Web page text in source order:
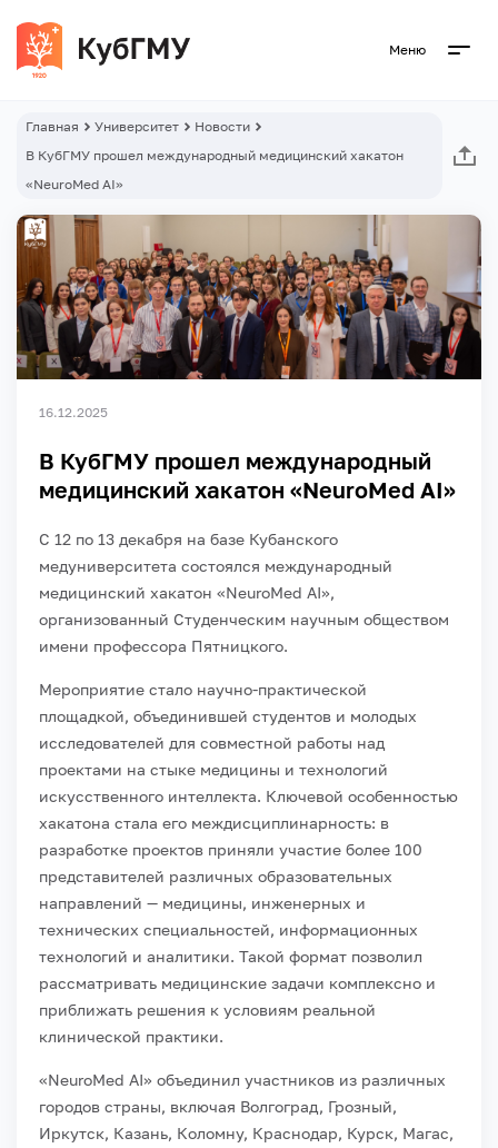
Меню
Главная Университет
Новости
В КубГМУ прошел международный медицинский хакатон
«NeuroMed AI»
16.12.2025
В КубГМУ прошел международный
медицинский хакатон «NeuroMed AI»
С 12 по 13 декабря на базе Кубанского
медуниверситета состоялся международный
медицинский хакатон «NeuroMed AI»,
организованный Студенческим научным обществом
имени профессора Пятницкого.
Мероприятие стало научно-практической
площадкой, объединившей студентов и молодых
исследователей для совместной работы над
проектами на стыке медицины и технологий
искусственного интеллекта. Ключевой особенностью
хакатона стала его междисциплинарность: в
разработке проектов приняли участие более 100
представителей различных образовательных
направлений — медицины, инженерных и
технических специальностей, информационных
технологий и аналитики. Такой формат позволил
рассматривать медицинские задачи комплексно и
приближать решения к условиям реальной
клинической практики.
«NeuroMed AI» объединил участников из различных
городов страны, включая Волгоград, Грозный,
Иркутск, Казань, Коломну, Краснодар, Курск, Магас,